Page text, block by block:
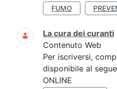
FUMO
La cura dei curanti
Contenuto Web
Per iscriversi,
disponibile al
ONLINE